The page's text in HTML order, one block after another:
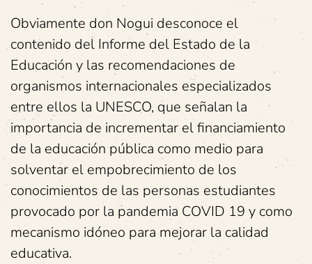
Obviamente don Nogui desconoce el
contenido del Informe del Estado de la
Educación y las recomendaciones de
organismos internacionales especializados
entre ellos la UNESCO, que señalan la
importancia de incrementar el financiamiento
de la educación pública como medio para
solventar el empobrecimiento de los
conocimientos de las personas estudiantes
provocado por la pandemia COVID 19 y como
mecanismo idóneo para mejorar la calidad
educativa.